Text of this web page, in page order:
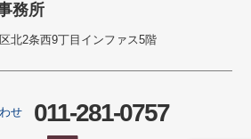
務所
北2条西9丁目インファス5階
わせ 011-281-0757